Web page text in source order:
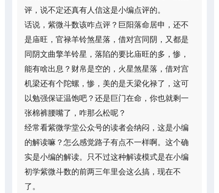
评，说不定还真有人信这是小编点评的。
话说，紫微斗数该咋点评？巨阳落命居申，还不
是庙旺，官禄羊铃煞星落，借对宫同阴，又都是
同阴文曲擎羊铃星，落陷的要比庙旺的多，惨，
能有啥出息？财帛是空的，火星煞星落，借对宫
机梁还有个陀螺，惨，美的是天梁化禄了，这可
以勉强保证温饱吧？还是巨门在命，你也就剩一
张棉裤腰嘴了，咋那么松呢？
经常看紫微学堂公众号的读者会纳闷，这是小编
的解读嘛？怎么感觉路子有点不一样啊。这个确
实是小编的解读。只不过这种解读模式是在小编
初学紫微斗数的前两三年里会这么搞，现在不
了。